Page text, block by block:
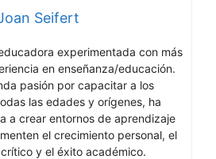
Seifert
experimentada con más
en enseñanza/educación.
pasión por capacitar a los
las edades y orígenes, ha
a crear entornos de aprendizaje
el crecimiento personal, el
y el éxito académico.